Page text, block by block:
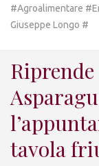
#Agroalimentare
Giuseppe Longo #
tavola